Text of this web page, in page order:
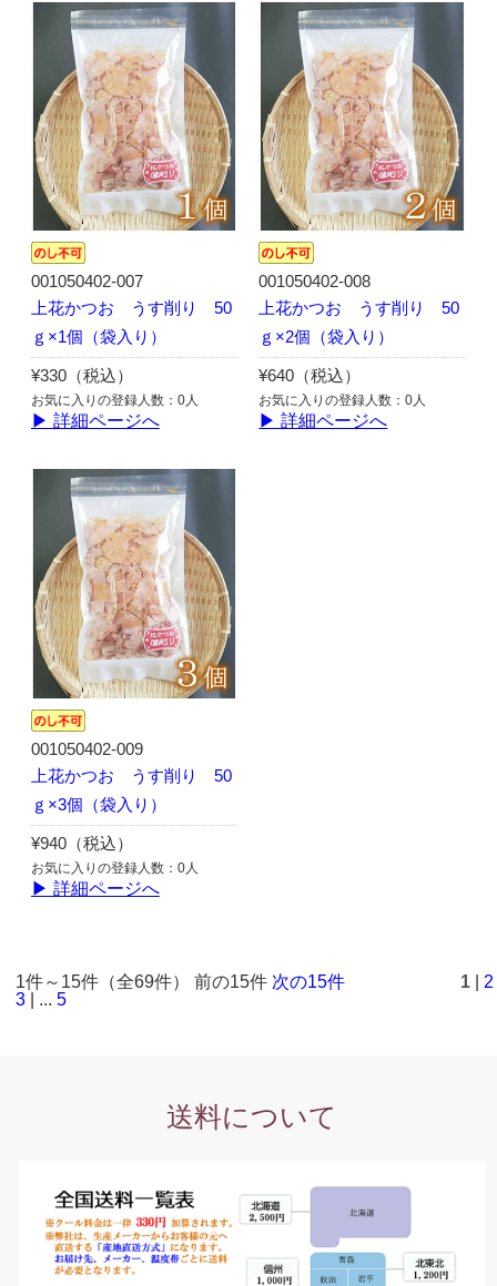
001050402-007
上花かつお うす削り 50
ｇ×1個（袋入り）
¥330（税込）
お気に入りの登録人数：0人
▶ 詳細ページへ
001050402-008
上花かつお うす削り 50
ｇ×2個（袋入り）
¥640（税込）
お気に入りの登録人数：0人
▶ 詳細ページへ
001050402-009
上花かつお うす削り 50
ｇ×3個（袋入り）
¥940（税込）
お気に入りの登録人数：0人
▶ 詳細ページへ
1件～15件（全69件） 前の15件 次の15件 1 2
3 | ...5
送料について